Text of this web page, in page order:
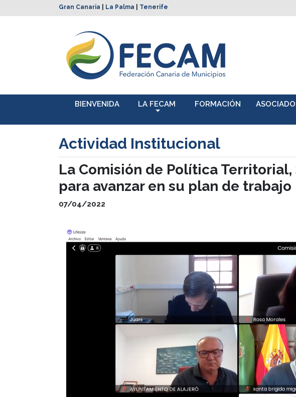
Gran Canaria La Palma Tenerife
BIENVENIDA LA FECAM FORMACIÓN
Actividad Institucional
La Comisión de Política
para avanzar en su plan de trabajo
07/04/2022